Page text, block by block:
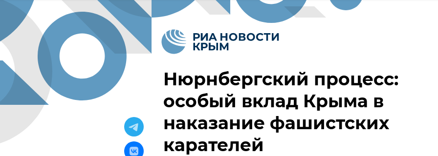
Нюрнбергский процесс:
особый вклад Крыма в
наказание фашистских
карателей